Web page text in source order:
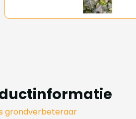
grondverbeteraar